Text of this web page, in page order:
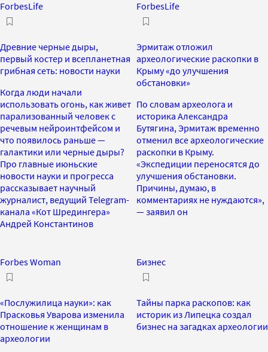
ForbesLife
Древние черные дыры,
первый костер и всепланетная
грибная сеть: новости науки
Когда люди начали
использовать огонь, как живет
парализованный человек с
речевым нейроинтфейсом и
что появилось раньше —
галактики или черные дыры?
Про главные июньские
новости науки и прогресса
рассказывает научный
журналист, ведущий Telegram-
канала «Кот Шредингера»
Андрей Константинов
ForbesLife
Эрмитаж отложил
археологические раскопки в
Крыму «до улучшения
обстановки»
По словам археолога и
историка Александра
Бутягина, Эрмитаж временно
отменил все археологические
раскопки в Крыму.
«Экспедиции переносятся до
улучшения обстановки.
Причины, думаю, в
комментариях не нуждаются»,
— заявил он
Forbes Woman
«Послужилица науки»: как
Прасковья Уварова изменила
отношение к женщинам в
археологии
Бизнес
Тайны парка раскопов: как
историк из Липецка создал
бизнес на загадках археологии